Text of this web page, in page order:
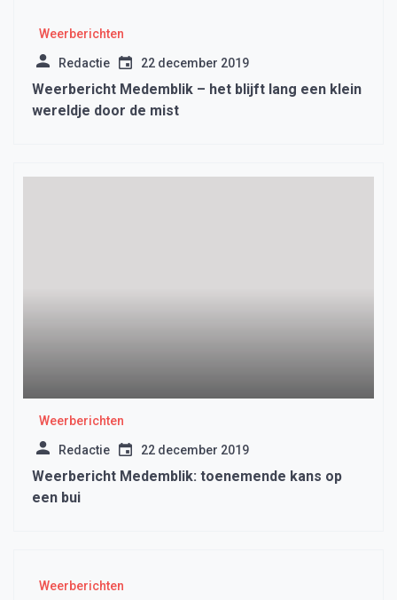
Weerberichten
Redactie 22 december 2019
Weerbericht Medemblik – het blijft lang een klein
wereldje door de mist
Weerberichten
Redactie 22 december 2019
Weerbericht Medemblik: toenemende kans op
een bui
Weerberichten